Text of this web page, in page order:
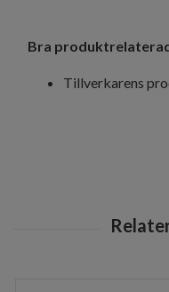
Bra
Tillverkarens